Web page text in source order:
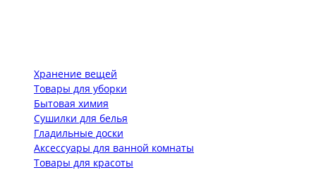
Хранение вещей
Товары для уборки
Бытовая химия
Сушилки для белья
Гладильные доски
Аксессуары для ванной комнаты
Товары для красоты